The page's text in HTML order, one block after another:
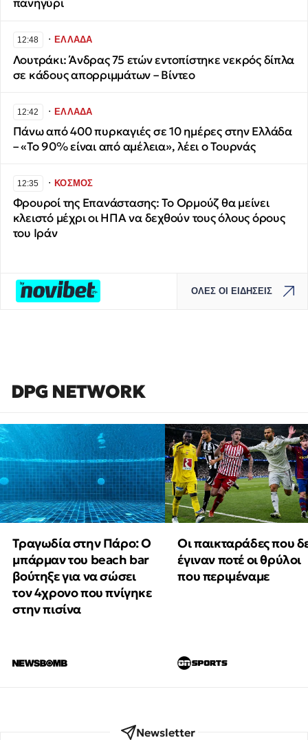
πανηγύρι
12:48 ∙ΕΛΛΑΔΑ
Λουτράκι: Άνδρας 75 ετών εντοπίστηκε νεκρός δίπλα
σε κάδους απορριμμάτων – Βίντεο
12:42 ∙ΕΛΛΑΔΑ
Πάνω από 400 πυρκαγιές σε 10 ημέρες στην Ελλάδα
– «Το 90% είναι από αμέλεια», λέει ο Τουρνάς
12:35 ∙ΚΟΣΜΟΣ
Φρουροί της Επανάστασης: Το Ορμούζ θα μείνει
κλειστό μέχρι οι ΗΠΑ να δεχθούν τους όλους όρους
του Ιράν
ΟΛΕΣ ΟΙ ΕΙΔΗΣΕΙΣ
DPG NETWORK
Τραγωδία στην Πάρο: Ο
μπάρμαν του beach bar
βούτηξε για να σώσει
τον 4χρονο που πνίγηκε
στην πισίνα
Οι παικταράδες που
έγιναν ποτέ οι θρύλοι
που περιμέναμε
Newsletter